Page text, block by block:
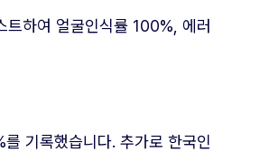
하여 얼굴인식률 100%, 에러
기록했습니다. 추가로 한국인